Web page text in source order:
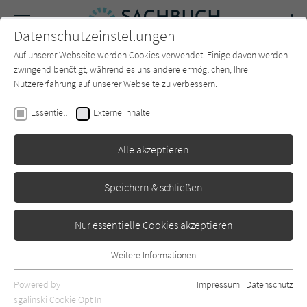
SUCHE Forum Charts Newsletter
Daniel Joeres
Erschienen: April 2024 0
Datenschutzeinstellungen
Auf unserer Webseite werden Cookies verwendet. Einige davon werden
zwingend benötigt, während es uns andere ermöglichen, Ihre
Nutzererfahrung auf unserer Webseite zu verbessern.
Essentiell Externe Inhalte
Alle akzeptieren
Speichern & schließen
Nur essentielle Cookies akzeptieren
Essentielle Cookies werden für grundlegende Funktionen der
Webseite benötigt. Dadurch ist gewährleistet, dass die Webseite
Weitere Informationen
Powered by
sgalinski Cookie Opt In
Impressum | Datenschutz